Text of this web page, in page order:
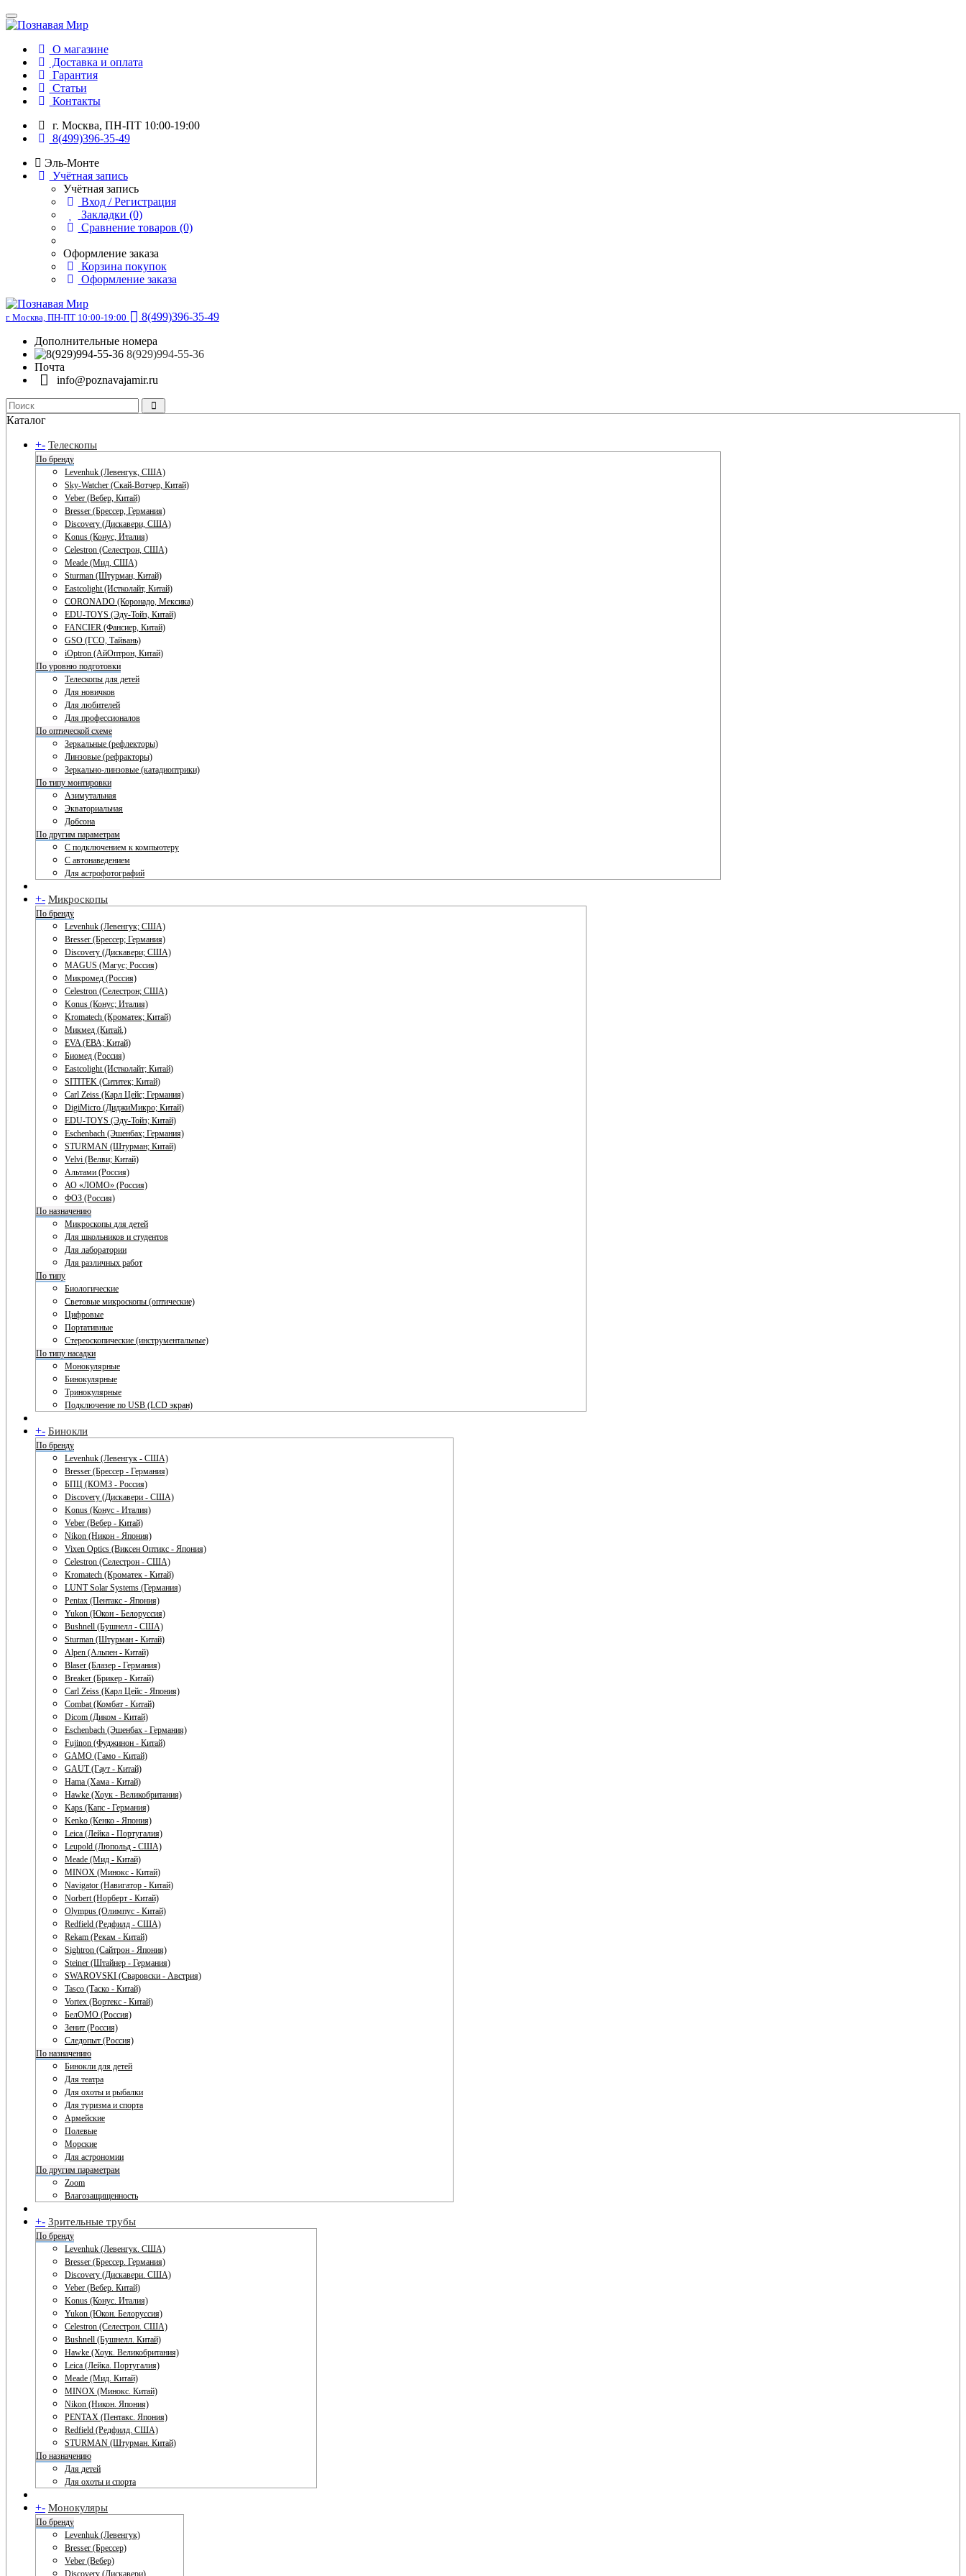
О магазине
Доставка и оплата
Гарантия
Статьи
Контакты
г. Москва, ПН-ПТ 10:00-19:00
8(499)396-35-49
Эль-Монте
Учётная запись
Учётная запись
Вход / Регистрация
Закладки (0)
Сравнение товаров (0)
Оформление заказа
Корзина покупок
Оформление заказа
г. Москва, ПН-ПТ 10:00-19:00
8(499)396-35-49
Дополнительные номера
8(929)994-55-36
Почта
info@poznavajamir.ru
Каталог
+- Телескопы
По бренду
Levenhuk (Левенгук, США)
Sky-Watcher (Скай-Вотчер, Китай)
Veber (Вебер, Китай)
Bresser (Брессер, Германия)
Discovery (Дискавери, США)
Konus (Конус, Италия)
Celestron (Селестрон, США)
Meade (Мид, США)
Sturman (Штурман, Китай)
Eastcolight (Истколайт, Китай)
CORONADO (Коронадо, Мексика)
EDU-TOYS (Эду-Тойз, Китай)
FANCIER (Фансиер, Китай)
GSO (ГСО, Тайвань)
iOptron (АйОптрон, Китай)
По уровню подготовки
Телескопы для детей
Для новичков
Для любителей
Для профессионалов
По оптической схеме
Зеркальные (рефлекторы)
Линзовые (рефракторы)
Зеркально-линзовые (катадиоптрики)
По типу монтировки
Азимутальная
Экваториальная
Добсона
По другим параметрам
С подключением к компьютеру
С автонаведением
Для астрофотографий
+- Микроскопы
По бренду
Levenhuk (Левенгук; США)
Bresser (Брессер; Германия)
Discovery (Дискавери; США)
MAGUS (Магус; Россия)
Микромед (Россия)
Celestron (Селестрон; США)
Konus (Конус; Италия)
Kromatech (Кроматек; Китай)
Микмед (Китай.)
EVA (ЕВА; Китай)
Биомед (Россия)
Eastcolight (Истколайт; Китай)
SITITEK (Сититек; Китай)
Carl Zeiss (Карл Цейс; Германия)
DigiMicro (ДиджиМикро; Китай)
EDU-TOYS (Эду-Тойз; Китай)
Eschenbach (Эшенбах; Германия)
STURMAN (Штурман; Китай)
Velvi (Велви; Китай)
Альтами (Россия)
АО «ЛОМО» (Россия)
ФОЗ (Россия)
По назначению
Микроскопы для детей
Для школьников и студентов
Для лаборатории
Для различных работ
По типу
Биологические
Световые микроскопы (оптические)
Цифровые
Портативные
Стереоскопические (инструментальные)
По типу насадки
Монокулярные
Бинокулярные
Тринокулярные
Подключение по USB (LCD экран)
+- Бинокли
По бренду
Levenhuk (Левенгук - США)
Bresser (Брессер - Германия)
БПЦ (КОМЗ - Россия)
Discovery (Дискавери - США)
Konus (Конус - Италия)
Veber (Вебер - Китай)
Nikon (Никон - Япония)
Vixen Optics (Виксен Оптикс - Япония)
Celestron (Селестрон - США)
Kromatech (Кроматек - Китай)
LUNT Solar Systems (Германия)
Pentax (Пентакс - Япония)
Yukon (Юкон - Белоруссия)
Bushnell (Бушнелл - США)
Sturman (Штурман - Китай)
Alpen (Альпен - Китай)
Blaser (Блазер - Германия)
Breaker (Брикер - Китай)
Carl Zeiss (Карл Цейс - Япония)
Combat (Комбат - Китай)
Dicom (Диком - Китай)
Eschenbach (Эшенбах - Германия)
Fujinon (Фуджинон - Китай)
GAMO (Гамо - Китай)
GAUT (Гаут - Китай)
Hama (Хама - Китай)
Hawke (Хоук - Великобритания)
Kaps (Капс - Германия)
Kenko (Кенко - Япония)
Leica (Лейка - Португалия)
Leupold (Люпольд - США)
Meade (Мид - Китай)
MINOX (Минокс - Китай)
Navigator (Навигатор - Китай)
Norbert (Норберт - Китай)
Olympus (Олимпус - Китай)
Redfield (Редфилд - США)
Rekam (Рекам - Китай)
Sightron (Сайтрон - Япония)
Steiner (Штайнер - Германия)
SWAROVSKI (Сваровски - Австрия)
Tasco (Таско - Китай)
Vortex (Вортекс - Китай)
БелОМО (Россия)
Зенит (Россия)
Следопыт (Россия)
По назначению
Бинокли для детей
Для театра
Для охоты и рыбалки
Для туризма и спорта
Армейские
Полевые
Морские
Для астрономии
По другим параметрам
Zoom
Влагозащищенность
+- Зрительные трубы
По бренду
Levenhuk (Левенгук. США)
Bresser (Брессер. Германия)
Discovery (Дискавери. США)
Veber (Вебер. Китай)
Konus (Конус. Италия)
Yukon (Юкон. Белоруссия)
Celestron (Селестрон. США)
Bushnell (Бушнелл. Китай)
Hawke (Хоук. Великобритания)
Leica (Лейка. Португалия)
Meade (Мид. Китай)
MINOX (Минокс. Китай)
Nikon (Никон. Япония)
PENTAX (Пентакс. Япония)
Redfield (Редфилд. США)
STURMAN (Штурман. Китай)
По назначению
Для детей
Для охоты и спорта
+- Монокуляры
По бренду
Levenhuk (Левенгук)
Bresser (Брессер)
Veber (Вебер)
Discovery (Дискавери)